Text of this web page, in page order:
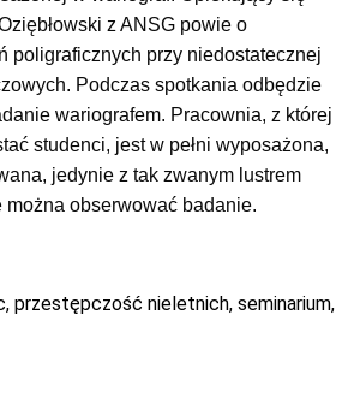
z ANSG powie o
poligraficznych przy niedostatecznej
Podczas spotkania odbędzie
wariografem. Pracownia, z której
studenci, jest w pełni wyposażona,
jedynie z tak zwanym lustrem
można obserwować badanie.
, przestępczość nieletnich, seminarium,